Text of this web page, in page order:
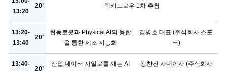
13:20
20’ 럭키드로우 1차 추첨
13:20-
13:40
20’
협동로봇과 Physical AI의 융합
을 통한 제조 지능화
김병호 대표 (주식회사 스포
터)
13:40-
20’
산업 데이터 사일로를 깨는 AI
강찬진 사내이사 (주식회사